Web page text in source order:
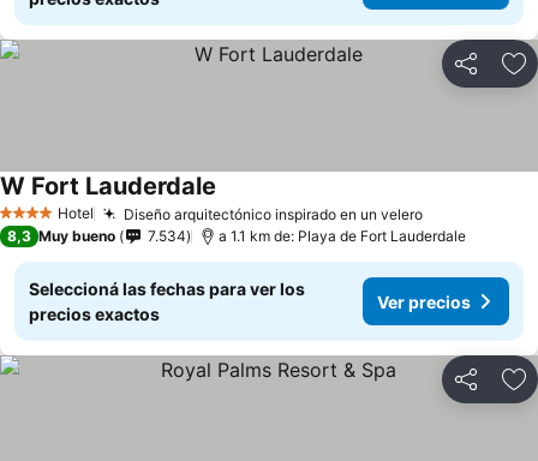
Compartir
4 EstrellasHotel Diseño arquitectónico inspirado en un veleroVer precios
W Fort Lauderdale
8,3 Muy bueno 7.534 a 1.1 km de: Playa de Fort Lauderdale
Seleccioná las fechas para ver los
precios exactos
Ver precios
Compartir